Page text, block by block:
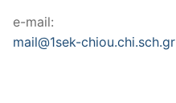
e-mail:
mail@1sek-chiou.chi.sch.gr